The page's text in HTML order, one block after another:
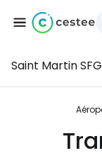
Saint Martin SFG
Se
... la